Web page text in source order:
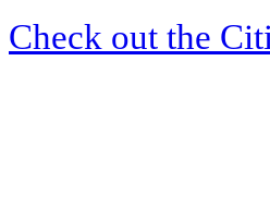
Check out the